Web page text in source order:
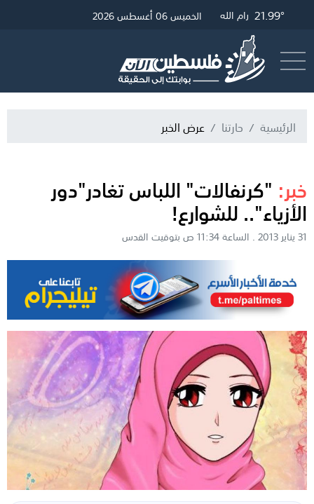
26.77° غزة 22.23° القدس 21.99° رام الله الخميس 06 أغسطس 2026
الرئيسية حارتنا عرض الخبر
خبر: "كرنفالات" اللباس تغادر"دور
الأزياء".. للشوارع!
31 يناير 2013 . الساعة 11:34 ص بتوقيت القدس